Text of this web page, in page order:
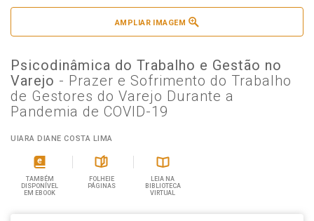
AMPLIAR IMAGEM
Psicodinâmica do Trabalho e Gestão no
Varejo - Prazer e Sofrimento do Trabalho
de Gestores do Varejo Durante a
Pandemia de COVID-19
UIARA DIANE COSTA LIMA
TAMBÉM
DISPONÍVEL
EM EBOOK
FOLHEIE
PÁGINAS
LEIA NA
BIBLIOTECA
VIRTUAL